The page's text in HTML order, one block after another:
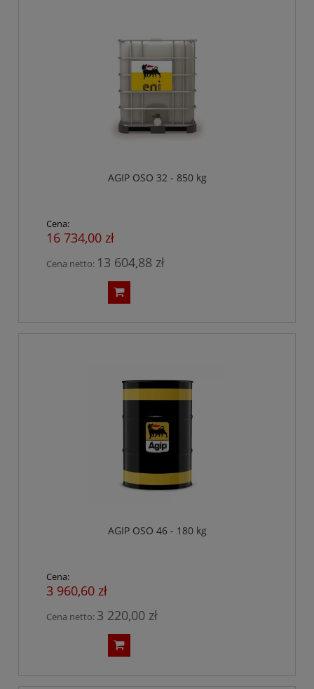
AGIP OSO 32 - 850 kg
Cena:
16 734,00 zł
Cena netto: 13 604,88 zł
AGIP OSO 46 - 180 kg
Cena:
3 960,60 zł
Cena netto: 3 220,00 zł